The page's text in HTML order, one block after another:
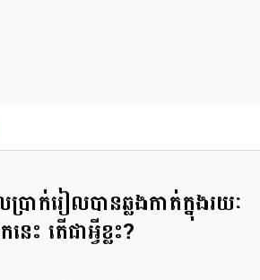
ាក់រៀលបានឆ្លងកាត់ក្នុងរយៈ
ះ តើជាអ្វីខ្លះ?